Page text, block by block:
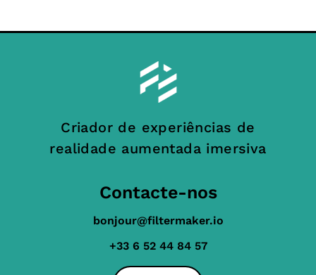
Criador de experiências de
realidade aumentada imersiva
Contacte-nos
bonjour@filtermaker.io
+33 6 52 44 84 57